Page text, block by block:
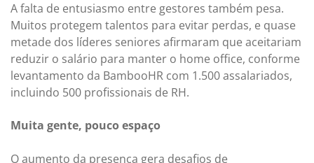
A falta de entusiasmo entre gestores também pesa.
Muitos protegem talentos para evitar perdas, e quase
metade dos líderes seniores afirmaram que aceitariam
reduzir o salário para manter o home office, conforme
levantamento da BambooHR com 1.500 assalariados,
incluindo 500 profissionais de RH.
Muita gente, pouco espaço
O aumento da presença gera desafios de